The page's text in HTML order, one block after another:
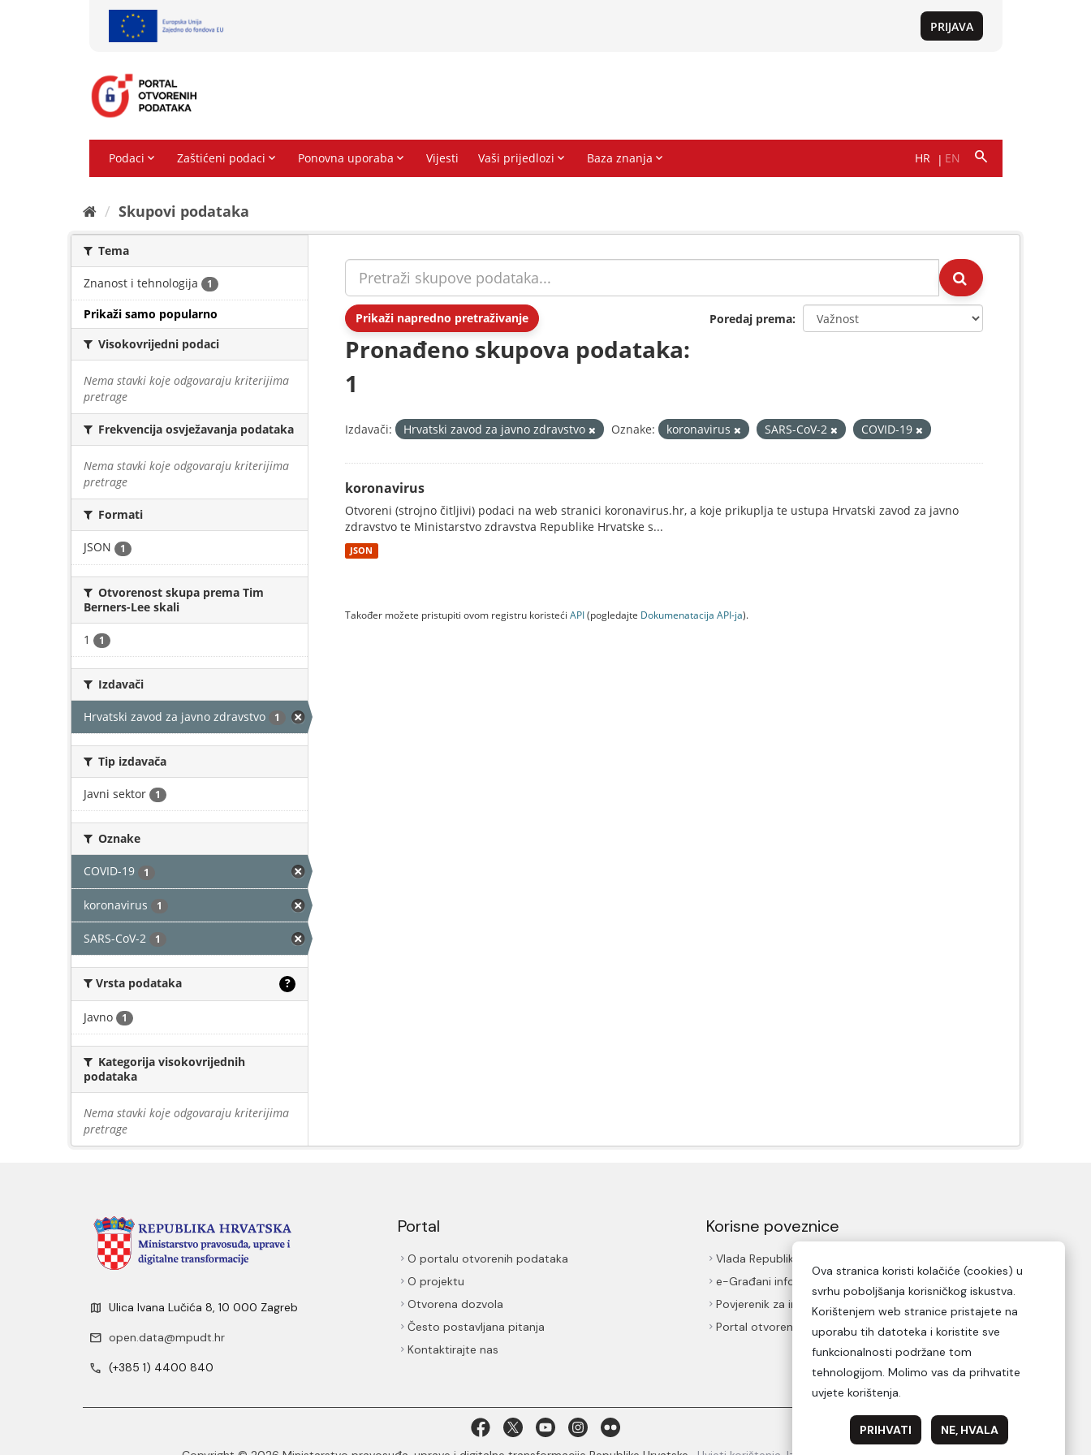
Skupovi podаtаkа
Tema
Znanost i tehnologija 1
Prikaži samo popularno
Visokovrijedni podaci
Nema stavki koje odgovaraju kriterijima
pretrage
Frekvencija osvježavanja podataka
Nema stavki koje odgovaraju kriterijima
pretrage
Formati
JSON 1
Otvorenost skupa prema Tim
Berners-Lee skali
1 1
Izdavači
Hrvatski zavod za javno zdravstvo 1
Tip izdavača
Javni sektor 1
Oznake
COVID-19 1
koronavirus 1
SARS-CoV-2 1
Vrsta podataka ?
Javno 1
Kategorija visokovrijednih
podataka
Nema stavki koje odgovaraju kriterijima
pretrage
Prikaži napredno pretraživanje Poredaj prema
Pronađeno skupova podataka:
1
Izdavači: Hrvatski zavod za javno zdravstvo Oznake: koronavirus SARS-CoV-2 COVID-19
koronavirus
Otvoreni (strojno čitljivi) podaci na web stranici koronavirus.hr, a koje prikuplja te ustupa Hrvatski zavod za javno
zdravstvo te Ministarstvo zdravstva Republike Hrvatske s...
JSON
Također možete pristupiti ovom registru koristeći API(pogledajte Dokumenаtаcijа API-jа).